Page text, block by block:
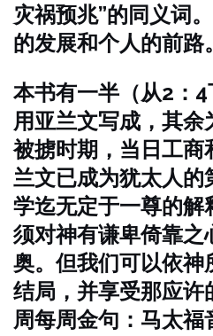
灾祸预兆”的同义词
的发展和个人的前路。
本书有一半（从2：4
用亚兰文写成，其余
被掳时期，当日工商
兰文已成为犹太人的
学迄无定于一尊的解
须对神有谦卑倚靠之
奥。但我们可以依神
结局，并享受那应许
周每周金句：马太福